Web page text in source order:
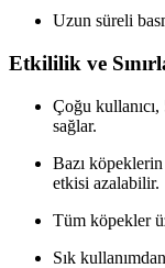
Uzun süreli
Etkililik ve
Çoğu
sağlar.
Bazı
etkisi azalabilir.
Tüm köpekler
Sık